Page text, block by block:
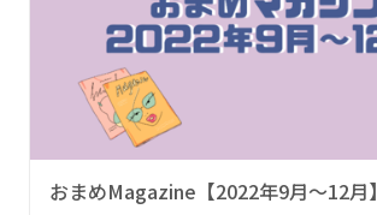
おまめMagazine【2022年9月～12月】